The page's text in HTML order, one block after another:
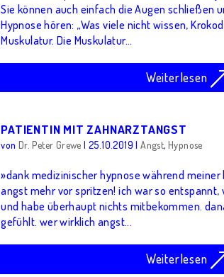
Sie können auch einfach die Augen schließen
Hypnose hören: „Was viele nicht wissen,
Muskulatur. Die Muskulatur...
Weiterlesen
PATIENTIN MIT ZAHNARZTANGST
von Dr. Peter Grewe | 25.10.2019 |Angst,Hypnose
»dank medizinischer hypnose während
angst mehr vor spritzen! ich war so
und habe überhaupt nichts mitbekommen.
gefühlt. wer wirklich angst...
Weiterlesen